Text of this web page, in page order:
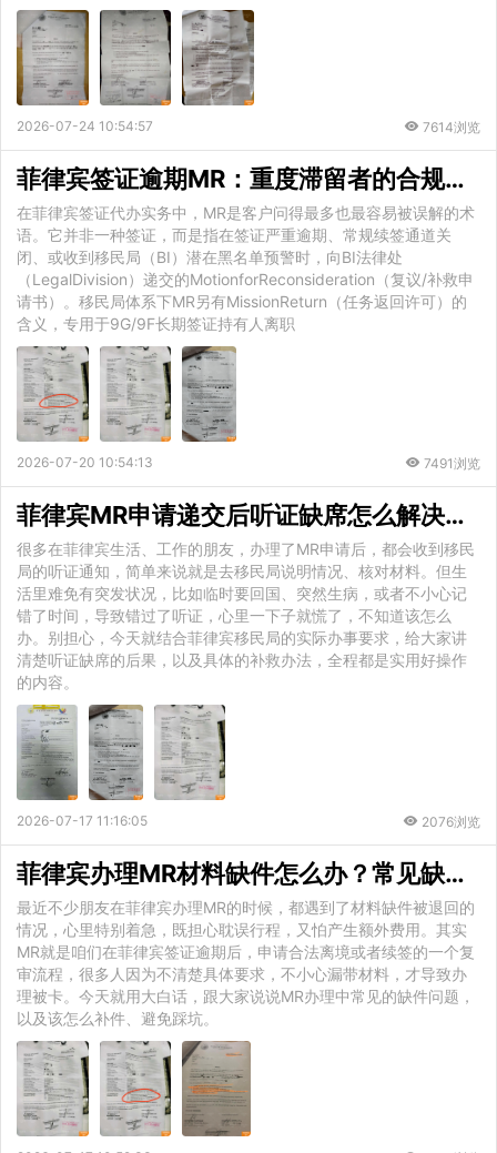
2026-07-24 10:54:57 7614浏览
菲律宾签证逾期MR：重度滞留者的合规清算与补救路径
在菲律宾签证代办实务中，MR是客户问得最多也最容易被误解的术
语。它并非一种签证，而是指在签证严重逾期、常规续签通道关
闭、或收到移民局（BI）潜在黑名单预警时，向BI法律处
（LegalDivision）递交的MotionforReconsideration（复议/补救申
请书）。移民局体系下MR另有MissionReturn（任务返回许可）的
含义，专用于9G/9F长期签证持有人离职
2026-07-20 10:54:13 7491浏览
菲律宾MR申请递交后听证缺席怎么解决？官方合规补救全流程解析
很多在菲律宾生活、工作的朋友，办理了MR申请后，都会收到移民
局的听证通知，简单来说就是去移民局说明情况、核对材料。但生
活里难免有突发状况，比如临时要回国、突然生病，或者不小心记
错了时间，导致错过了听证，心里一下子就慌了，不知道该怎么
办。别担心，今天就结合菲律宾移民局的实际办事要求，给大家讲
清楚听证缺席的后果，以及具体的补救办法，全程都是实用好操作
的内容。
2026-07-17 11:16:05 2076浏览
菲律宾办理MR材料缺件怎么办？常见缺件类型与补件补救全攻略
最近不少朋友在菲律宾办理MR的时候，都遇到了材料缺件被退回的
情况，心里特别着急，既担心耽误行程，又怕产生额外费用。其实
MR就是咱们在菲律宾签证逾期后，申请合法离境或者续签的一个复
审流程，很多人因为不清楚具体要求，不小心漏带材料，才导致办
理被卡。今天就用大白话，跟大家说说MR办理中常见的缺件问题，
以及该怎么补件、避免踩坑。